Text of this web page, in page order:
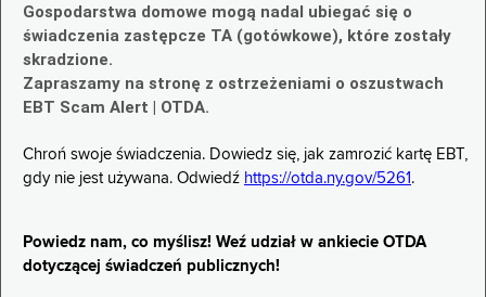
Gospodarstwa domowe mogą nadal ubiegać się o
świadczenia zastępcze TA (gotówkowe), które zostały
skradzione.
Zapraszamy na stronę z ostrzeżeniami o oszustwach
EBT Scam Alert | OTDA.
Chroń swoje świadczenia. Dowiedz się, jak zamrozić kartę EBT,
gdy nie jest używana. Odwiedź https://otda.ny.gov/5261 .
Powiedz nam, co myślisz! Weź udział w ankiecie OTDA
dotyczącej świadczeń publicznych!